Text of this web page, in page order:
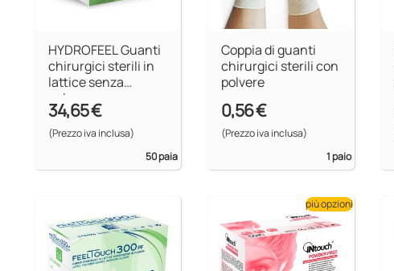
HYDROFEEL Guanti
chirurgici sterili in
lattice senza
polvere
34,65 €
(Prezzo iva inclusa)
50 paia
Coppia di guanti
chirurgici sterili con
polvere
0,56 €
(Prezzo iva inclusa)
1 paio
più opzioni